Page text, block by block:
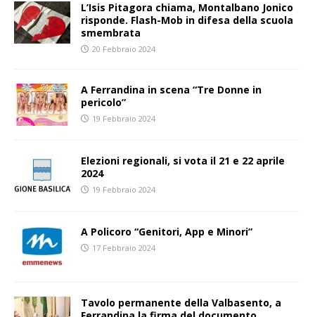
L’Isis Pitagora chiama, Montalbano Jonico
risponde. Flash-Mob in difesa della scuola
smembrata
20 Febbraio 2024
A Ferrandina in scena “Tre Donne in
pericolo”
19 Febbraio 2024
Elezioni regionali, si vota il 21 e 22 aprile
2024
19 Febbraio 2024
A Policoro “Genitori, App e Minori”
17 Febbraio 2024
Tavolo permanente della Valbasento, a